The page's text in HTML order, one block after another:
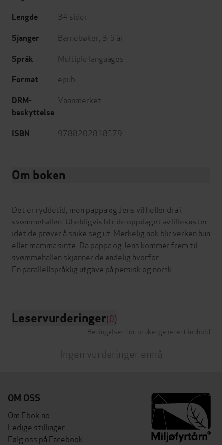
Lengde 34 sider
Sjanger Barnebøker 3-6 år
Språk Multiple languages
Format epub
DRM-
beskyttelse
Vannmerket
ISBN 9788202818579
Om boken
Det er ryddetid, men pappa og Jens vil heller dra i
svømmehallen. Uheldigvis blir de oppdaget av lillesøster
idet de prøver å snike seg ut. Merkelig nok blir verken hun
eller mamma sinte. Da pappa og Jens kommer frem til
svømmehallen skjønner de endelig hvorfor.
En parallellspråklig utgave på persisk og norsk.
Leservurderinger(0)
Betingelser for brukergenerert innhold
Ingen vurderinger ennå
OM OSS
Om Ebok.no
Ledige stillinger
Følg oss på Facebook